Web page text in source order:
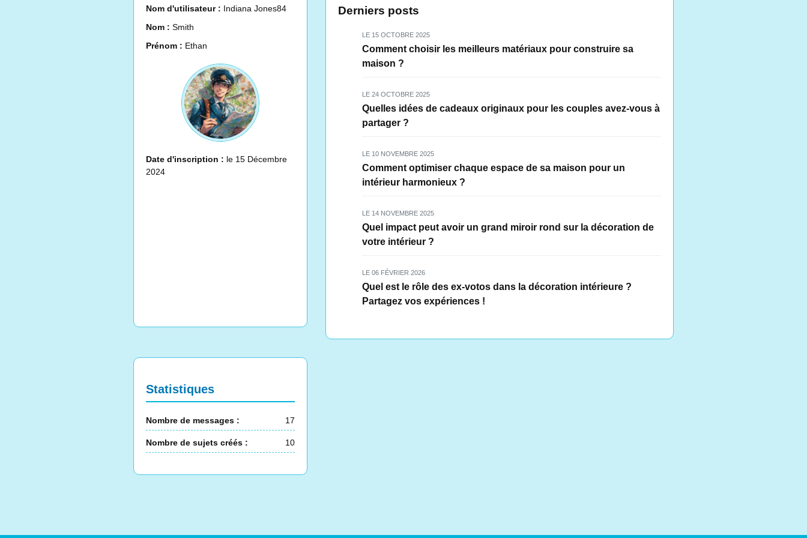
Nom d'utilisateur : Indiana Jones84
Nom : Smith
Prénom : Ethan
Date d'inscription : le 15 Décembre
2024
Derniers posts
LE 15 OCTOBRE 2025
Comment choisir les meilleurs matériaux pour construire sa
maison ?
LE 24 OCTOBRE 2025
Quelles idées de cadeaux originaux pour les couples avez-vous à
partager ?
LE 10 NOVEMBRE 2025
Comment optimiser chaque espace de sa maison pour un
intérieur harmonieux ?
LE 14 NOVEMBRE 2025
Quel impact peut avoir un grand miroir rond sur la décoration de
votre intérieur ?
LE 06 FÉVRIER 2026
Quel est le rôle des ex-votos dans la décoration intérieure ?
Partagez vos expériences !
Statistiques
Nombre de messages : 17
Nombre de sujets créés : 10